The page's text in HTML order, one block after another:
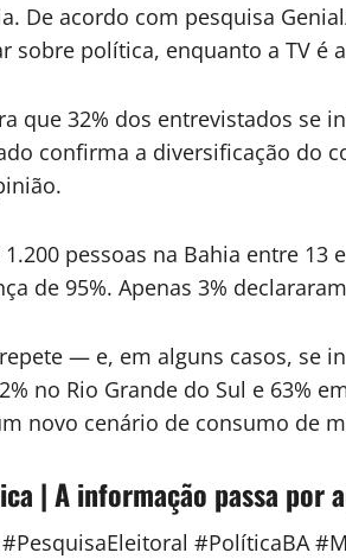
De acordo com pesquisa
sobre política, enquanto a TV é
que 32% dos entrevistados se
confirma a diversificação do
pessoas na Bahia entre
de 95%. Apenas 3%
— e, em alguns casos, se
no Rio Grande do Sul e 63%
novo cenário de consumo de
| A informação passa por
#PolíticaBA